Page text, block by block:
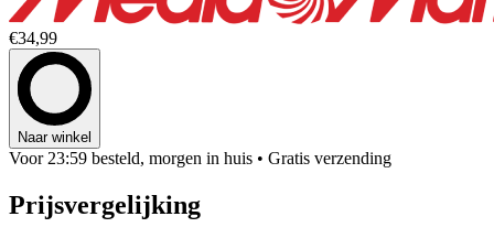
€34,99
Naar winkel
Voor 23:59 besteld, morgen in huis • Gratis verzending
Prijsvergelijking